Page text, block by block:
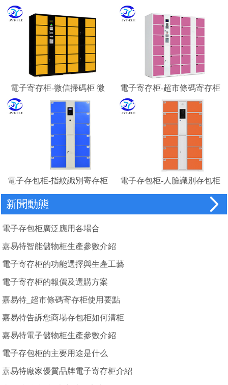
智能寄存柜廠家
電子寄存柜-微信掃碼柜 微
信聯網寄存柜 微信收費柜
嘉易特電子科技
電子寄存柜-超市條碼寄存柜
景區游客行李寄存柜
電子存包柜-指紋識別寄存柜
廠家
電子存包柜-人臉識別存包柜
新聞動態
電子存包柜廣泛應用各場合
嘉易特智能儲物柜生產參數介紹
電子寄存柜的功能選擇與生產工藝
電子寄存柜的報價及選購方案
嘉易特_超市條碼寄存柜使用要點
嘉易特告訴您商場存包柜如何清柜
嘉易特電子儲物柜生產參數介紹
電子存包柜的主要用途是什么
嘉易特廠家優質品牌電子寄存柜介紹